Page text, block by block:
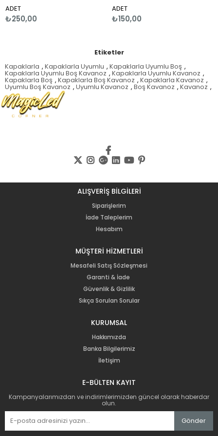
ürüne dahil değildir
mekan kullanımına uygundur
İç mekan kullanımına uygundur.
ADET
₺150,00
Etiketler
Kapaklarla , Kapaklarla Uyumlu , Kapaklarla Uyumlu Boş ,
Kapaklarla Uyumlu Boş Kavanoz , Kapaklarla Uyumlu Kavanoz ,
Kapaklarla Boş , Kapaklarla Boş Kavanoz , Kapaklarla Kavanoz ,
Uyumlu Boş Kavanoz , Uyumlu Kavanoz , Boş Kavanoz , Kavanoz ,
ALIŞVERİŞ BİLGİLERİ
Siparişlerim
İade Taleplerim
Hesabım
MÜŞTERİ HİZMETLERİ
Mesafeli Satış Sözleşmesi
Garanti & İade
Güvenlik & Gizlilik
Sıkça Sorulan Sorular
KURUMSAL
Hakkımızda
Banka Bilgilerimiz
İletişim
E-BÜLTEN KAYIT
Kampanyalarımızdan ve indirimlerimizden güncel olarak haberdar
olun.
Gönder